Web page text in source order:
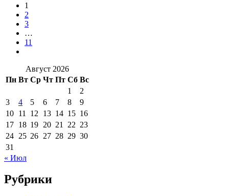
1
2
3
…
11
Август 2026
Пн Вт Ср Чт Пт Сб Вс
1
2
3
4 5 6 7 8
9
10 11 12 13 14 15 16
17 18 19 20 21 22 23
24 25 26 27 28 29 30
31
« Июл
Рубрики